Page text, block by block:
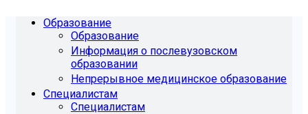
Образование
Образование
Информация о послевузовском
образовании
Непрерывное медицинское образование
Специалистам
Специалистам